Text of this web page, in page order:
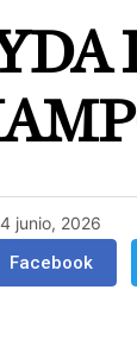
4 junio, 2026
Facebook